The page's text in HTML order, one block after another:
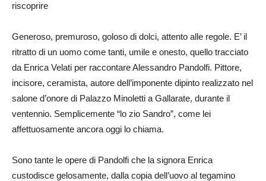
riscoprire
Generoso, premuroso, goloso di dolci, attento alle regole. E’ il
ritratto di un uomo come tanti, umile e onesto, quello tracciato
da Enrica Velati per raccontare Alessandro Pandolfi. Pittore,
incisore, ceramista, autore dell’imponente dipinto realizzato nel
salone d’onore di Palazzo Minoletti a Gallarate, durante il
ventennio. Semplicemente “lo zio Sandro”, come lei
affettuosamente ancora oggi lo chiama.
Sono tante le opere di Pandolfi che la signora Enrica
custodisce gelosamente, dalla copia dell’uovo al tegamino